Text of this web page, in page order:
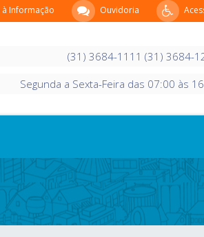
Ouvidoria
à Informação
(31) 3684-1111 (31) 3684-
Segunda a Sexta-Feira das 07:00 às